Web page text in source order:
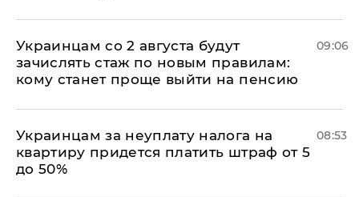
Украинцам со 2 августа будут
зачислять стаж по новым правилам:
кому станет проще выйти на пенсию
09:06
Украинцам за неуплату налога на
квартиру придется платить штраф от 5
до 50%
08:53